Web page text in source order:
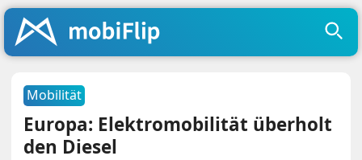
Mobilität
Europa: Elektromobilität überholt
den Diesel